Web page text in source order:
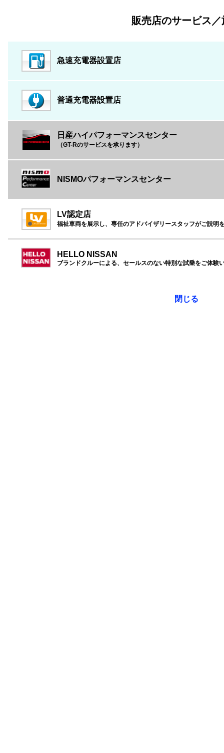
販売店のサービス／
急速充電器設置店
普通充電器設置店
日産ハイパフォーマンスセンター
（GT-Rのサービスを承ります）
NISMOパフォーマンスセンター
LV認定店
福祉車両を展示し、専任のアドバイザリースタッフがご説明
HELLO NISSAN
ブランドクルーによる、セールスのない特別な試乗をご体験
閉じる